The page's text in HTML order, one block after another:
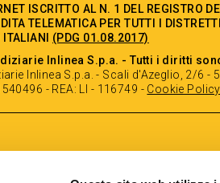
ISCRITTO AL N. 1 DEL REGISTRO
TELEMATICA PER TUTTI I
ITALIANI (PDG 01.08.2017)
Inlinea S.p.a. - Tutti i diritti
Inlinea S.p.a. - Scali d'Azeglio, 2/6 -
- REA: LI - 116749 - Cookie Policy